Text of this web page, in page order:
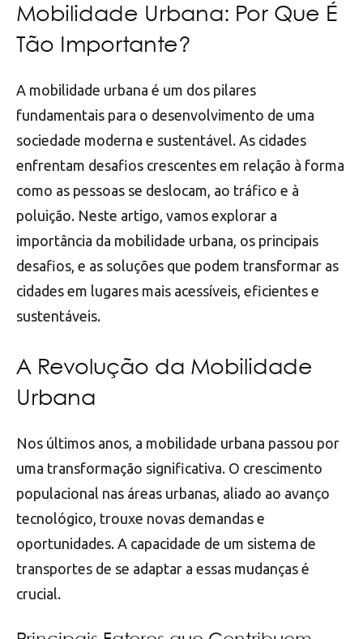
Mobilidade Urbana: Por Que É
Tão Importante?
A mobilidade urbana é um dos pilares
fundamentais para o desenvolvimento de uma
sociedade moderna e sustentável. As cidades
enfrentam desafios crescentes em relação à forma
como as pessoas se deslocam, ao tráfico e à
poluição. Neste artigo, vamos explorar a
importância da mobilidade urbana, os principais
desafios, e as soluções que podem transformar as
cidades em lugares mais acessíveis, eficientes e
sustentáveis.
A Revolução da Mobilidade
Urbana
Nos últimos anos, a mobilidade urbana passou por
uma transformação significativa. O crescimento
populacional nas áreas urbanas, aliado ao avanço
tecnológico, trouxe novas demandas e
oportunidades. A capacidade de um sistema de
transportes de se adaptar a essas mudanças é
crucial.